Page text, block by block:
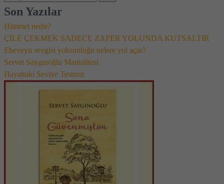
Son Yazılar
Himmet nedir?
ÇİLE ÇEKMEK SADECE ZAFER YOLUNDA KUTSALTIR
Ebeveyn sevgisi yoksunluğu nelere yol açar?
Servet Saygınoğlu Mantalitesi
Hayattaki Seviye Testiniz